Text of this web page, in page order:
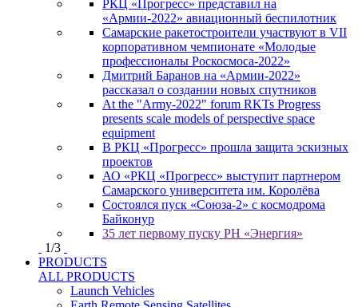
РКЦ «Прогресс» представил на
«Армии-2022» авиационный беспилотник
Самарские ракетостроители участвуют в VII
корпоративном чемпионате «Молодые
профессионалы Роскосмоса-2022»
Дмитрий Баранов на «Армии-2022»
рассказал о создании новых спутников
At the "Army-2022" forum RKTs Progress
presents scale models of perspective space
equipment
В РКЦ «Прогресс» прошла защита эскизных
проектов
АО «РКЦ «Прогресс» выступит партнером
Самарского университета им. Королёва
Состоялся пуск «Союза-2» с космодрома
Байконур
35 лет первому пуску РН «Энергия»
1/3
PRODUCTS
ALL PRODUCTS
Launch Vehicles